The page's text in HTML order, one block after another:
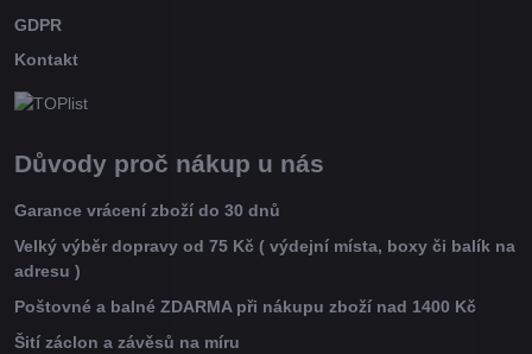
GDPR
Kontakt
Důvody proč nákup u nás
Garance vrácení zboží do 30 dnů
Velký výběr dopravy od 75 Kč ( výdejní místa, boxy či balík na
adresu )
Poštovné a balné ZDARMA při nákupu zboží nad 1400 Kč
Šití záclon a závěsů na míru